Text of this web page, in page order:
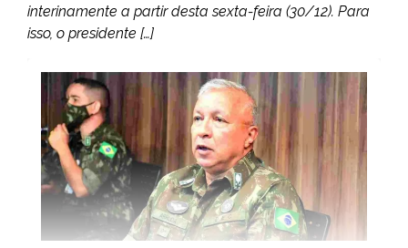
interinamente a partir desta sexta-feira (30/12). Para
isso, o presidente […]